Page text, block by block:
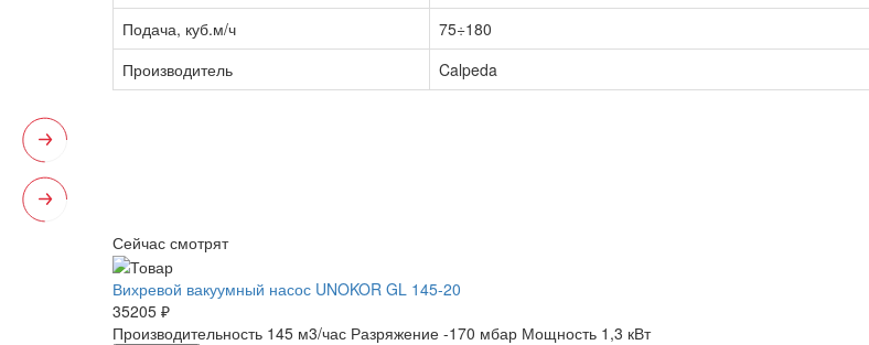
Подача, куб.м/ч
75÷180
Производитель
Calpeda
Сейчас смотрят
Вихревой вакуумный насос UNOKOR GL 145-20
35205 ₽
Производительность 145 м3/час Разряжение -170 мбар Мощность 1,3 кВт